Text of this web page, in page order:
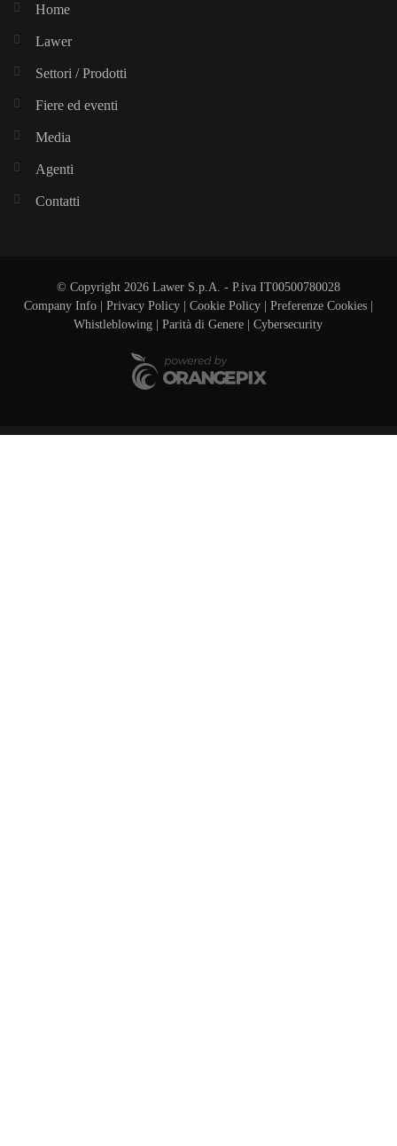
Home
Lawer
Settori / Prodotti
Fiere ed eventi
Media
Agenti
Contatti
© Copyright 2026 Lawer S.p.A. - P.iva IT00500780028
Company Info| Privacy Policy| Cookie Policy| Preferenze Cookies|
Whistleblowing |Parità di Genere |Cybersecurity